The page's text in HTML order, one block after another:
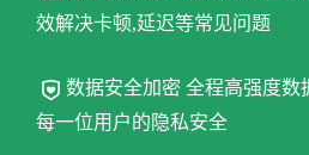
效解决卡顿,延迟等常见问题
数据安全加密 全程高强度数
每一位用户的隐私安全